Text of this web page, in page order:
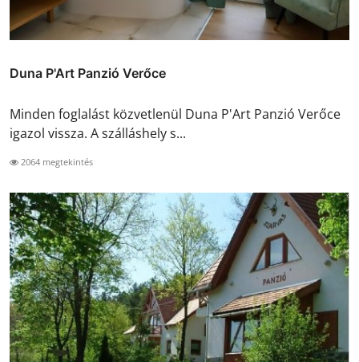
Duna P'Art Panzió Verőce
Minden foglalást közvetlenül Duna P'Art Panzió Verőce
igazol vissza. A szálláshely s...
2064 megtekintés